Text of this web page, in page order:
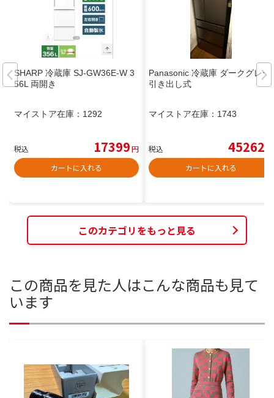
SHARP 冷蔵庫 SJ-GW36E-W 3
56L 両開き
マイストア在庫： 1292
税込 17399円
カートに入れる
Panasonic 冷蔵庫 ダークグレー
引き出し式
マイストア在庫： 1743
税込 45262
カートに入れる
このカテゴリをもっと見る
この商品を見た人はこんな商品も見て
います